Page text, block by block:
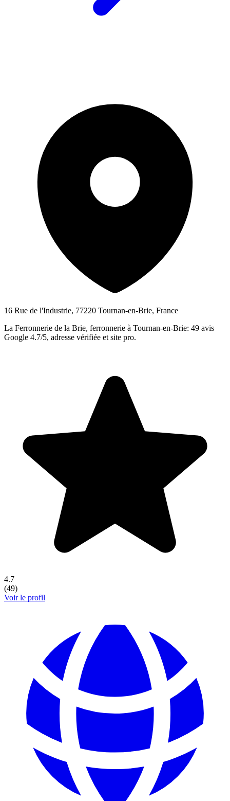
16 Rue de l'Industrie, 77220 Tournan-en-Brie, France
La Ferronnerie de la Brie, ferronnerie à Tournan-en-Brie: 49 avis
Google 4.7/5, adresse vérifiée et site pro.
4.7
(49)
Voir le profil